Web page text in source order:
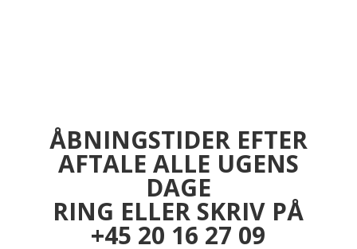
ÅBNINGSTIDER EFTER
AFTALE ALLE UGENS
DAGE
RING ELLER SKRIV PÅ
+45 20 16 27 09